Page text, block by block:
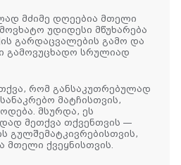
მძიმე დღეებია მთელი
უდიდესი მწუხარება
გარდაცვალების გამო და
გამოვუცხადო სრულიად
რომ განსაკუთრებულად
მატჩისთვის,
მსურდა, ეს
მეთქვა თქვენთვის —
გულშემატკივრებისთვის,
მთელი ქვეყნისთვის.